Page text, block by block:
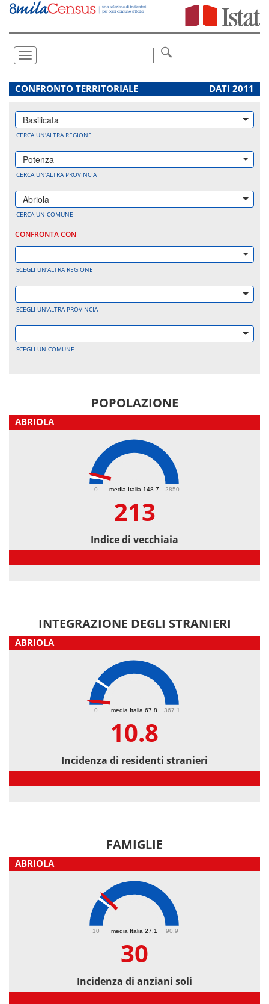
Vai
direttamente
Toggle
navigation
.
CONFRONTO TERRITORIALE DATI 2011
Basilicata
CERCA UN'ALTRA REGIONE
Potenza
CERCA UN'ALTRA PROVINCIA
Abriola
CERCA UN COMUNE
CONFRONTA CON
SCEGLI UN'ALTRA REGIONE
SCEGLI UN'ALTRA PROVINCIA
SCEGLI UN COMUNE
POPOLAZIONE
ABRIOLA
media Italia 148.7
0 2850
213
Indice di vecchiaia
INTEGRAZIONE DEGLI STRANIERI
ABRIOLA
media Italia 67.8
0 367.1
10.8
Incidenza di residenti stranieri
FAMIGLIE
ABRIOLA
media Italia 27.1
10 90.9
30
Incidenza di anziani soli